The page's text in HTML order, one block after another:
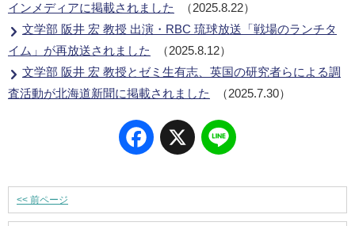
インメディアに掲載されました
（2025.8.22）
文学部 阪井 宏 教授 出演・RBC 琉球放送「戦場のランチタ
イム」が再放送されました
（2025.8.12）
文学部 阪井 宏 教授とゼミ生有志、英国の研究者らによる調
査活動が北海道新聞に掲載されました
（2025.7.30）
Facebook
X
<< 前ページ